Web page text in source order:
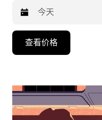
向
头
查看价格